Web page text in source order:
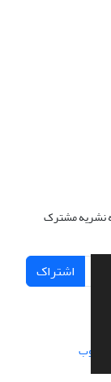
نشریه مشترک
اشتراک
سیناوب